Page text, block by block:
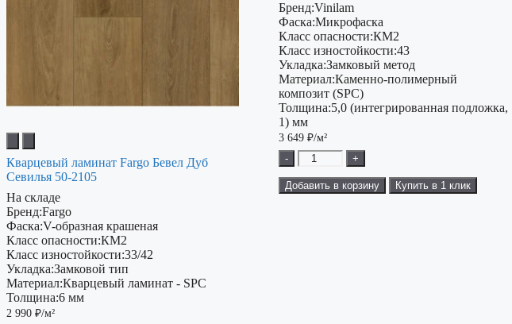
Кварцевый ламинат Fargo Бевел Дуб
Севилья 50-2105
На складе
Бренд:Fargo
Фаска:V-образная крашеная
Класс опасности:КМ2
Класс изностойкости:33/42
Укладка:Замковой тип
Материал:Кварцевый ламинат - SPC
Толщина:6 мм
2 990 ₽/м²
Бренд:Vinilam
Фаска:Микрофаска
Класс опасности:КМ2
Класс изностойкости:43
Укладка:Замковый метод
Материал:Каменно-полимерный
композит (SPC)
Толщина:5,0 (интегрированная подложка,
1) мм
3 649₽/м²
-
+
Добавить в корзину Купить в 1 клик